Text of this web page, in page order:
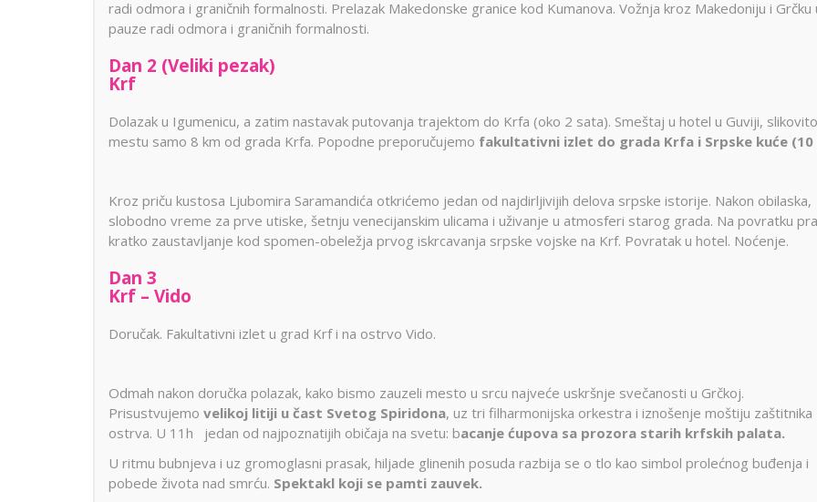
Dobre Vode
Alanja
Krstarenje
guletom
Lošinj
Jadranska
ostrva
Aja Napa i
Limasol
Larnaka
Hurgada
Šarm El Šeik
Nilom
Ohrid
Banje Srbije
Minhen Moskva
Portorož
Portugal
Stokholm
Švajcarska Skandinavija
Sankt
Petersburg
Vroclav
radi odmora i graničnih formalnosti. Prelazak Makedonske granice kod Kumanova. Vožnja kroz Makedoniju i Grčku
pauze radi odmora i graničnih formalnosti.
Dan 2 (Veliki pezak)
Krf
Dolazak u Igumenicu, a zatim nastavak putovanja trajektom do Krfa (oko 2 sata). Smeštaj u hotel u Guviji,
mestu samo 8 km od grada Krfa. Popodne preporučujemo fakultativni izlet do grada Krfa i Srpske kuće (10
Kroz priču kustosa Ljubomira Saramandića otkrićemo jedan od najdirljivijih delova srpske istorije. Nakon obilaska,
slobodno vreme za prve utiske, šetnju venecijanskim ulicama i uživanje u atmosferi starog grada. Na povratku
kratko zaustavljanje kod spomen-obeležja prvog iskrcavanja srpske vojske na Krf. Povratak u hotel. Noćenje.
Dan 3
Krf – Vido
Doručak. Fakultativni izlet u grad Krf i na ostrvo Vido.
Odmah nakon doručka polazak, kako bismo zauzeli mesto u srcu najveće uskršnje svečanosti u Grčkoj.
Prisustvujemo velikoj litiji u čast Svetog Spiridona, uz tri filharmonijska orkestra i iznošenje moštiju zaštitnika
ostrva. U 11h jedan od najpoznatijih običaja na svetu: bacanje ćupova sa prozora starih krfskih palata.
U ritmu bubnjeva i uz gromoglasni prasak, hiljade glinenih posuda razbija se o tlo kao simbol prolećnog buđenja i
pobede života nad smrću. Spektakl koji se pamti zauvek.